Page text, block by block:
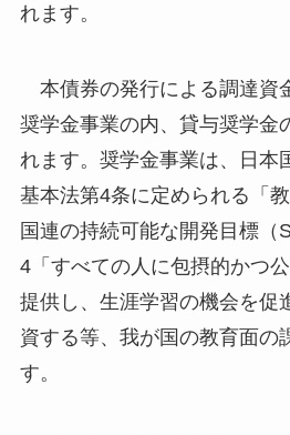
れます。
本債券の発行による調達資
奨学金事業の内、貸与奨学金
れます。奨学金事業は、日本
基本法第4条に定められる「
国連の持続可能な開発目標（
4「すべての人に包摂的かつ
提供し、生涯学習の機会を促
資する等、我が国の教育面の
す。